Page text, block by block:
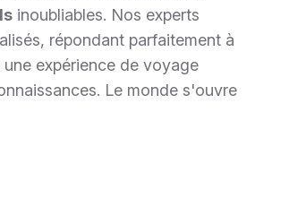
inoubliables. Nos experts
répondant parfaitement à
expérience de voyage
Le monde s'ouvre